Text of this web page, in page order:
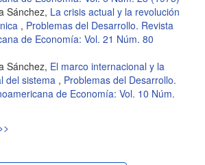
Sánchez, La crisis actual y la revolución
, Problemas del Desarrollo. Revista
de Economía: Vol. 21 Núm. 80
Sánchez, El marco internacional y la
del sistema , Problemas del Desarrollo.
de Economía: Vol. 10 Núm.